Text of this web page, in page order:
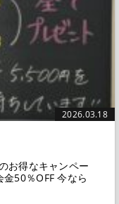
2026.03.18
お得なキャンペー
50％OFF 今なら